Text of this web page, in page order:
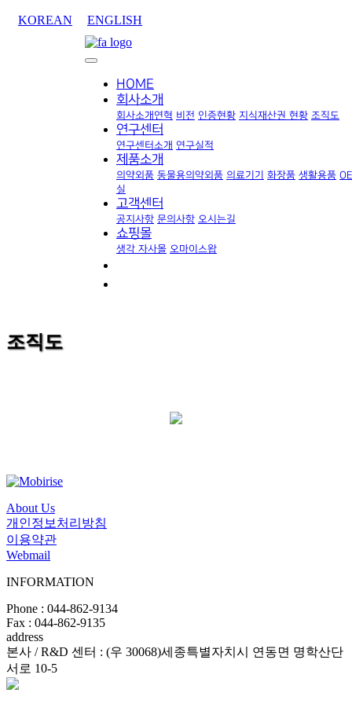
KOREAN ENGLISH
HOME
회사소개
회사소개연혁 비전 인증현황 지식재산권 현황 조직도
연구센터
연구센터소개 연구실적
제품소개
의약외품 동물용의약외품 의료기기 화장품 생활용품
실
고객센터
공지사항 문의사항 오시는길
쇼핑몰
생각 자사몰 오마이스왑
조직도
About Us
개인정보처리방침
이용약관
Webmail
INFORMATION
Phone : 044-862-9134
Fax : 044-862-9135
address
본사 / R&D 센터 : (우 30068)세종특별자치시 연동면 명학산단
서로 10-5